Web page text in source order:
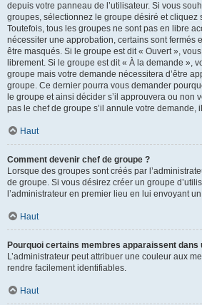
depuis votre panneau de l’utilisateur. Si vous
groupes, sélectionnez le groupe désiré et cliquez
Toutefois, tous les groupes ne sont pas en libre
nécessiter une approbation, certains sont fermés
être masqués. Si le groupe est dit « Ouvert »,
librement. Si le groupe est dit « À la demande »,
groupe mais votre demande nécessitera d’être
groupe. Ce dernier pourra vous demander
le groupe et ainsi décider s’il approuvera ou non
pas le chef de groupe s’il annule votre demande,
Haut
Comment devenir chef de groupe ?
Lorsque des groupes sont créés par
de groupe. Si vous désirez créer un groupe
l’administrateur en premier lieu en lui envoyant
Haut
Pourquoi certains membres apparaissent dans
L’administrateur peut attribuer une couleur aux
rendre facilement identifiables.
Haut